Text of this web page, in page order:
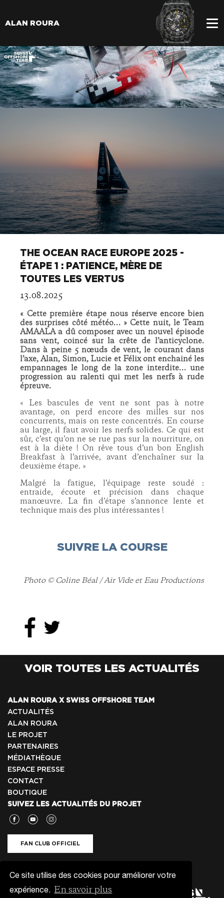
Ce site utilise des cookies pour améliorer votre
expérience. En savoir plus
ALAN ROURA
THE OCEAN RACE EUROPE 2025 -
ÉTAPE 1 : PATIENCE, MÈRE DE
TOUTES LES VERTUS
13.08.2025
« Cette première étape nous réserve encore bien
des surprises côté météo… » Cette nuit, le Team
AMAALA a dû composer avec un nouvel épisode
sans vent, coincé sur la crête de l’anticyclone.
Dans à peine 5 nœuds de vent, le courant dans
l’axe, Alan, Simon, Lucie et Félix ont enchainé les
empannages le long de la zone interdite… une
progression au ralenti qui met les nerfs à rude
épreuve.
« Les bascules de vent ne sont pas à notre
avantage, on perd encore des milles sur nos
concurrents, mais on reste concentrés. En course
au large, il faut avoir les nerfs solides. Ce qui est
sûr, c’est qu’on ne se rue pas sur la nourriture, on
est à la diète ! On rêve tous d’un bon English
Breakfast à l’arrivée, avant d’enchaîner sur la
deuxième étape. »
Malgré la fatigue, l’équipage reste soudé :
entraide, écoute et précision dans chaque
manœuvre. La fin d’étape s’annonce lente et
technique mais des plus intéressantes !
SUIVRE LA COURSE
Photo © Coline Béal / Air Vide et Eau Productions
VOIR TOUTES LES ACTUALITÉS
ALAN ROURA X SWISS OFFSHORE TEAM
ACTUALITÉS
ALAN ROURA
LE PROJET
PARTENAIRES
MÉDIATHÈQUE
ESPACE PRESSE
CONTACT
BOUTIQUE
SUIVEZ LES ACTUALITÉS DU PROJET
FAN CLUB OFFICIEL